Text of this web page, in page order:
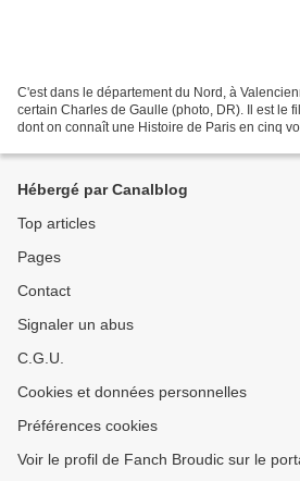
C'est dans le département du Nord, à
certain Charles de Gaulle (photo, DR). Il est le
dont on connaît une Histoire de Paris en cinq
Hébergé par Canalblog
Top articles
Pages
Contact
Signaler un abus
C.G.U.
Cookies et données personnelles
Préférences cookies
Voir le profil de Fanch Broudic sur le